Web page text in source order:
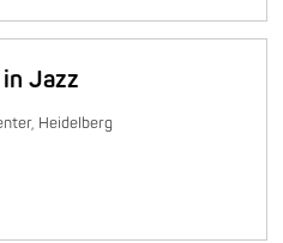
Jazz
Heidelberg